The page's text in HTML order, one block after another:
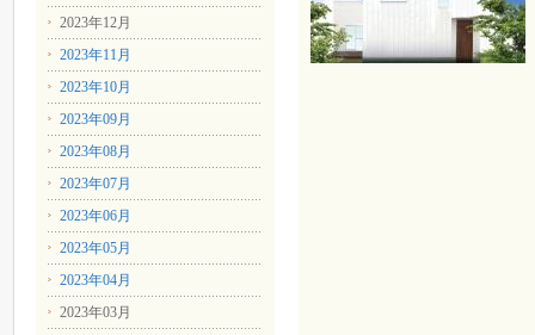
2023年12月
2023年11月
2023年10月
2023年09月
2023年08月
2023年07月
2023年06月
2023年05月
2023年04月
2023年03月